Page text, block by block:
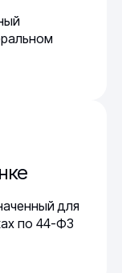
для
по 44-ФЗ